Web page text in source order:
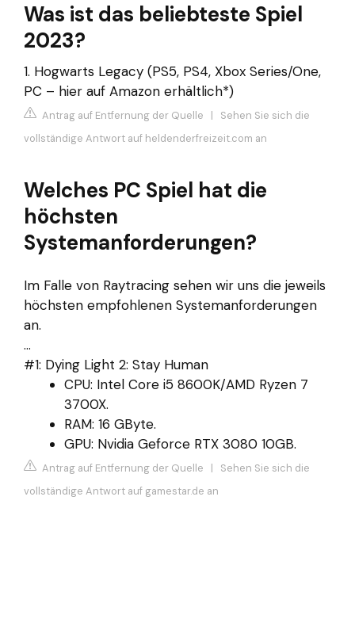
Was ist das beliebteste Spiel
2023?
1. Hogwarts Legacy (PS5, PS4, Xbox Series/One,
PC – hier auf Amazon erhältlich*)
Antrag auf Entfernung der Quelle | Sehen Sie sich die
vollständige Antwort auf heldenderfreizeit.com an
Welches PC Spiel hat die
höchsten
Systemanforderungen?
Im Falle von Raytracing sehen wir uns die jeweils
höchsten empfohlenen Systemanforderungen
an.
...
#1: Dying Light 2: Stay Human
CPU: Intel Core i5 8600K/AMD Ryzen 7
3700X.
RAM: 16 GByte.
GPU: Nvidia Geforce RTX 3080 10GB.
Antrag auf Entfernung der Quelle | Sehen Sie sich die
vollständige Antwort auf gamestar.de an